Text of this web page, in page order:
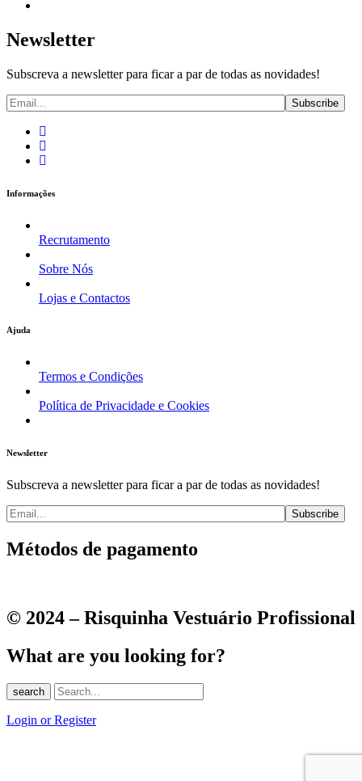
Newsletter
Subscreva a newsletter para ficar a par de todas as novidades!
Informações
Recrutamento
Sobre Nós
Lojas e Contactos
Ajuda
Termos e Condições
Política de Privacidade e Cookies
Newsletter
Subscreva a newsletter para ficar a par de todas as novidades!
Métodos de pagamento
© 2024 – Risquinha Vestuário Profissional
What are you looking for?
search
Login or Register